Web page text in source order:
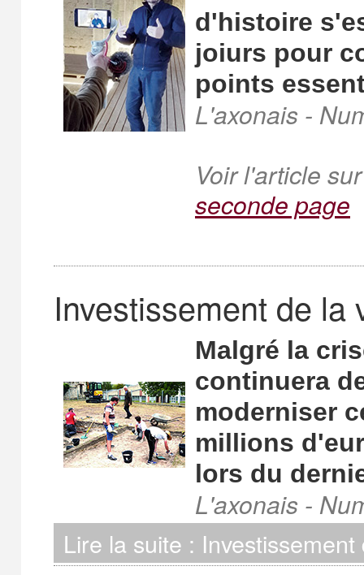
d'histoire
joiurs pour
points
L'axonais -
Voir l'article
seconde page
Investissement de
Malgré la
continuera
moderniser
millions
lors du
L'axonais -
Lire la suite :